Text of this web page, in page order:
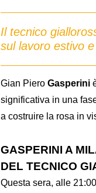
Il tecnico
sul lavoro estivo
Gian Piero Gasperini
significativa in una
a costruire la rosa in
GASPERINI A
DEL TECNICO
Questa sera, alle